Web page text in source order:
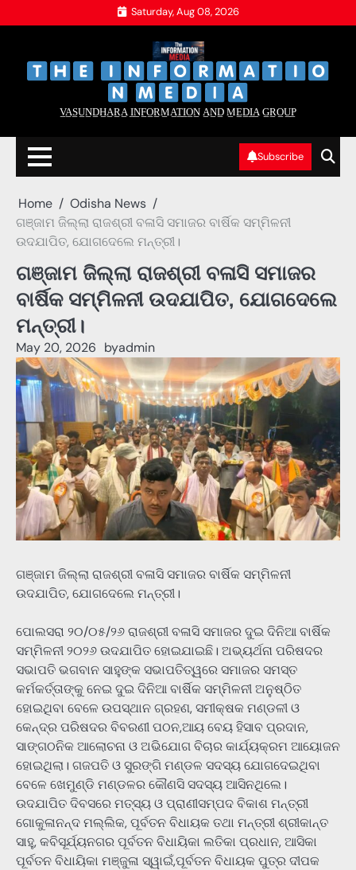
to
Saturday, Aug 08, 2026
V̲A̲S̲U̲N̲D̲H̲A̲R̲A̲ I̲N̲F̲O̲R̲M̲A̲T̲I̲O̲N̲ A̲N̲D̲ M̲E̲D̲I̲A̲ G̲R̲O̲U̲P̲
Subscribe
Home
Odisha News
ଗଞ୍ଜାମ ଜିଲ୍ଲା ରାଜଶ୍ରୀ ବଳାସି ସମାଜର ବାର୍ଷିକ ସମ୍ମିଳନୀ
ଉଦଯାପିତ, ଯୋଗଦେଲେ ମନ୍ତ୍ରୀ।
ଗଞ୍ଜାମ ଜିଲ୍ଲା ରାଜଶ୍ରୀ ବଳାସି ସମାଜର
ବାର୍ଷିକ ସମ୍ମିଳନୀ ଉଦଯାପିତ, ଯୋଗଦେଲେ
ମନ୍ତ୍ରୀ।
May 20, 2026 byadmin
ଗଞ୍ଜାମ ଜିଲ୍ଲା ରାଜଶ୍ରୀ ବଳାସି ସମାଜର ବାର୍ଷିକ ସମ୍ମିଳନୀ
ଉଦଯାପିତ, ଯୋଗଦେଲେ ମନ୍ତ୍ରୀ।
ପୋଲସରା ୨୦/୦୫/୨୬ ରାଜଶ୍ରୀ ବଳାସି ସମାଜର ଦୁଇ ଦିନିଆ ବାର୍ଷିକ
ସମ୍ମିଳନୀ ୨୦୨୬ ଉଦଯାପିତ ହୋଇଯାଇଛି। ଅଭ୍ୟର୍ଥନା ପରିଷଦର
ସଭାପତି ଭଗବାନ ସାହୁଙ୍କ ସଭାପତିତ୍ୱରେ ସମାଜର ସମସ୍ତ
କର୍ମକର୍ତ୍ତାଙ୍କୁ ନେଇ ଦୁଇ ଦିନିଆ ବାର୍ଷିକ ସମ୍ମିଳନୀ ଅନୁଷ୍ଠିତ
ହୋଇଥିବା ବେଳେ ଉପସ୍ଥାନ ଗ୍ରହଣ, ସମୀକ୍ଷକ ମଣ୍ଡଳୀ ଓ
କେନ୍ଦ୍ର ପରିଷଦର ବିବରଣୀ ପଠନ,ଆୟ ବେୟ ହିସାବ ପ୍ରଦାନ,
ସାଙ୍ଗଠନିକ ଆଲୋଚନା ଓ ଅଭିଯୋଗ ବିଚାର କାର୍ଯ୍ୟକ୍ରମ ଆୟୋଜନ
ହୋଇଥିଲା। ଗଜପତି ଓ ସୁରଙ୍ଗି ମଣ୍ଡଳ ସଦସ୍ୟ ଯୋଗଦେଇଥିବା
ବେଳେ ଖେମୁଣ୍ଡି ମଣ୍ଡଳର କୌଣସି ସଦସ୍ୟ ଆସିନଥିଲେ।
ଉଦଯାପିତ ଦିବସରେ ମତ୍ସ୍ୟ ଓ ପ୍ରାଣୀସମ୍ପଦ ବିକାଶ ମନ୍ତ୍ରୀ
ଗୋକୁଳାନନ୍ଦ ମଲ୍ଲିକ, ପୂର୍ବତନ ବିଧାୟକ ତଥା ମନ୍ତ୍ରୀ ଶ୍ରୀକାନ୍ତ
ସାହୁ, କବିସୂର୍ଯ୍ୟନଗର ପୂର୍ବତନ ବିଧାୟିକା ଲତିକା ପ୍ରଧାନ, ଆସିକା
ପୂର୍ବତନ ବିଧାୟିକା ମଞ୍ଜୁଳା ସ୍ୱାଇଁ,ପୂର୍ବତନ ବିଧାୟକ ପୁତ୍ର ଦୀପକ